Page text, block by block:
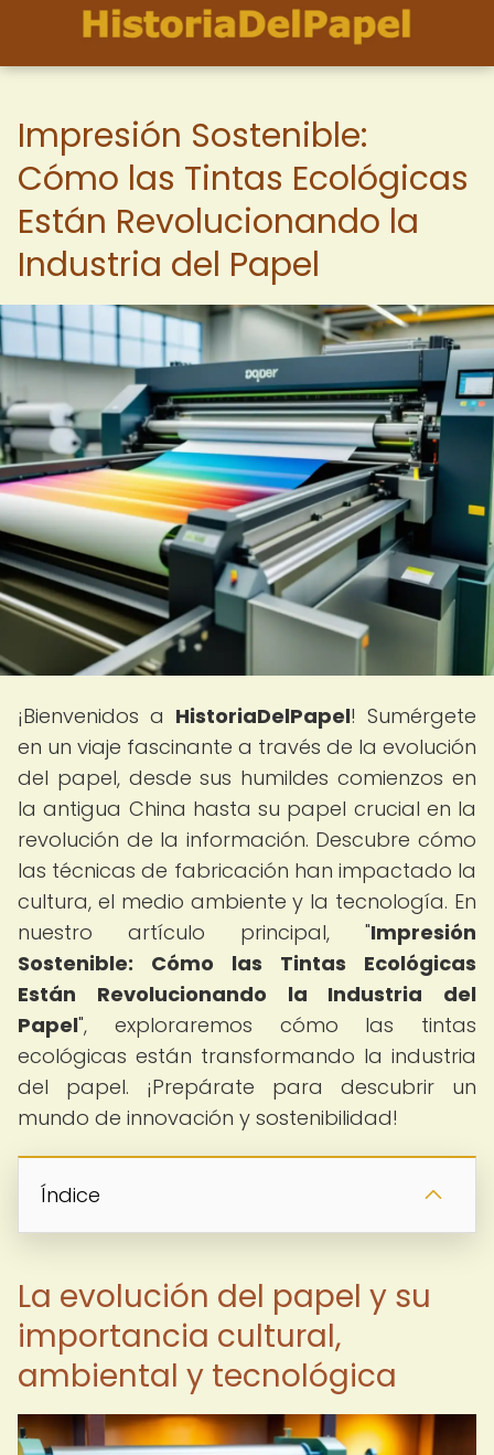
Impresión Sostenible:
Cómo las Tintas Ecológicas
Están Revolucionando la
Industria del Papel
¡Bienvenidos a HistoriaDelPapel! Sumérgete
en un viaje fascinante a través de la evolución
del papel, desde sus humildes comienzos en
la antigua China hasta su papel crucial en la
revolución de la información. Descubre cómo
las técnicas de fabricación han impactado la
cultura, el medio ambiente y la tecnología. En
nuestro artículo principal, "Impresión
Sostenible: Cómo las Tintas Ecológicas
Están Revolucionando la Industria del
Papel", exploraremos cómo las tintas
ecológicas están transformando la industria
del papel. ¡Prepárate para descubrir un
mundo de innovación y sostenibilidad!
Índice
La evolución del papel y su
importancia cultural,
ambiental y tecnológica